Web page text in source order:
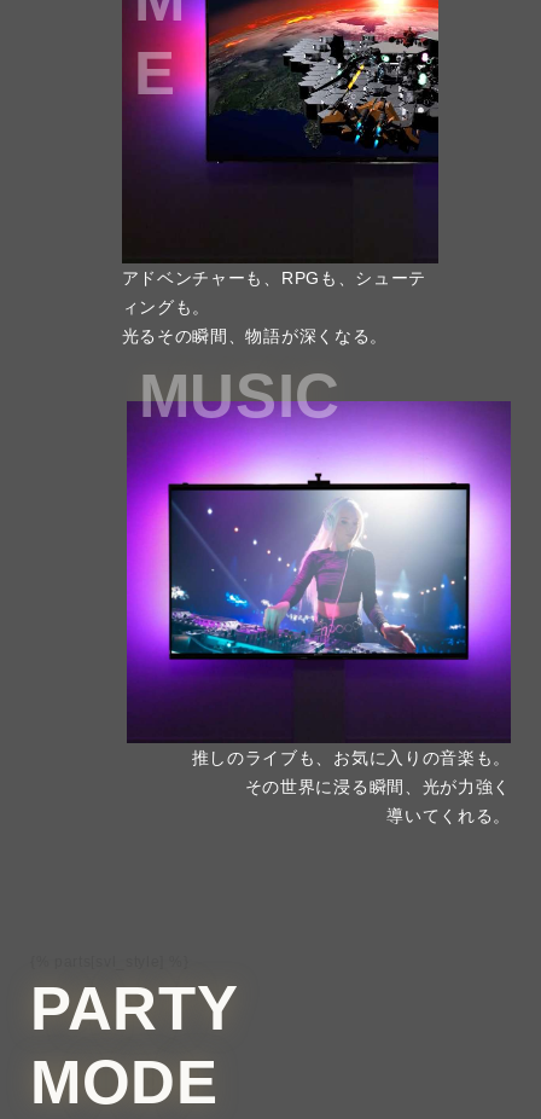
E
アドベンチャーも、RPGも、シューテ
ィングも。
光るその瞬間、物語が深くなる。
MUSIC
推しのライブも、お気に入りの音楽も。
その世界に浸る瞬間、光が力強く
導いてくれる。
PARTY
MODE